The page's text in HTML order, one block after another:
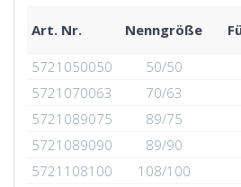
Art. Nr. Nenngröße
5721050050 50/50
5721070063
70/63
5721089075
89/75
5721089090
89/90
5721108100
108/100